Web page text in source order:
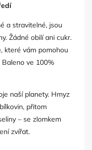
a stravitelné, jsou
Žádné obilí ani cukr.
které vám pomohou
ve 100%
naší planety. Hmyz
přitom
– se zlomkem
zvířat.